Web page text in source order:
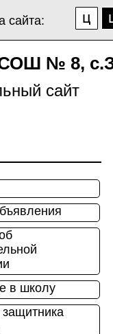
сайта:
№ 8,
сайт
в школу